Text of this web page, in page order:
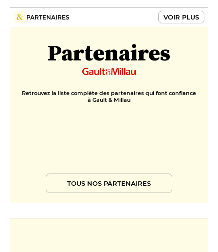
PARTENAIRES VOIR PLUS
Partenaires
Retrouvez la liste complète des partenaires qui font confiance
à Gault & Millau
TOUS NOS PARTENAIRES